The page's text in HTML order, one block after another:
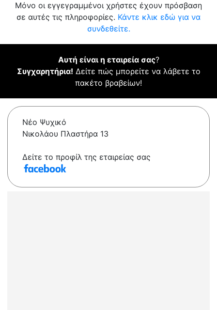
Μόνο οι εγγεγραμμένοι χρήστες έχουν πρόσβαση
σε αυτές τις πληροφορίες. Κάντε κλικ εδώ για να
συνδεθείτε.
Αυτή είναι η εταιρεία σας?
Συγχαρητήρια! Δείτε πώς μπορείτε να λάβετε το
πακέτο βραβείων!
Νέο Ψυχικό
Νικολάου Πλαστήρα 13
Δείτε το προφίλ της εταιρείας σας